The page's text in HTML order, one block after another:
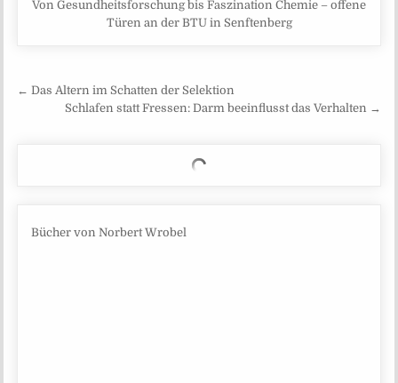
Von Gesundheitsforschung bis Faszination Chemie – offene
Türen an der BTU in Senftenberg
Beitragsnavigation
← Das Altern im Schatten der Selektion
Schlafen statt Fressen: Darm beeinflusst das Verhalten →
Bücher von Norbert Wrobel